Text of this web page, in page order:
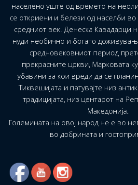
населено уште од времето на
се откриени и белези од населби
средниот век. Денеска Кавадарци
нуди необично и богато
средновековниот период
прекрасните цркви, Марковата
убавини за кои вреди да се
Тиквешијата и патувајте низ
традицијата, низ центарот на
Македонија.
Големината на овој народ не е во
во добрината и